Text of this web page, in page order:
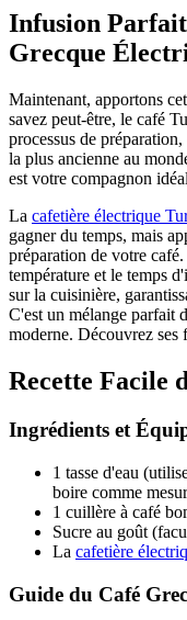
Infusion
Grecque
Maintenant, apportons
savez peut-être, le café
processus de
la plus ancienne au
est votre compagnon
La cafetière électrique
gagner du temps, mais
préparation de votre
température et le temps
sur la cuisinière,
C'est un mélange parfait
moderne. Découvrez ses
Recette Facile
Ingrédients et
1 tasse d'eau
boire comme
1 cuillère à café
Sucre au goût
La cafetière
Guide du Café